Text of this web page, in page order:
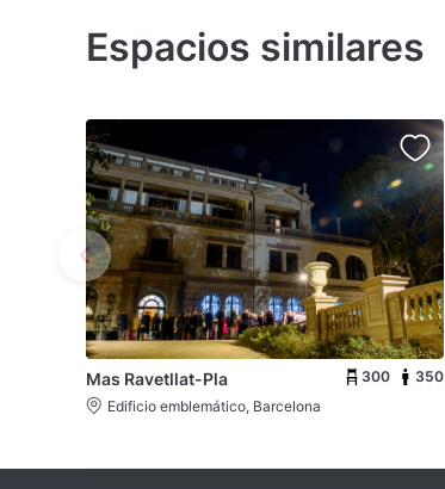
Espacios similares
Mas Ravetllat-Pla 300
350
Edificio emblemático, Barcelona